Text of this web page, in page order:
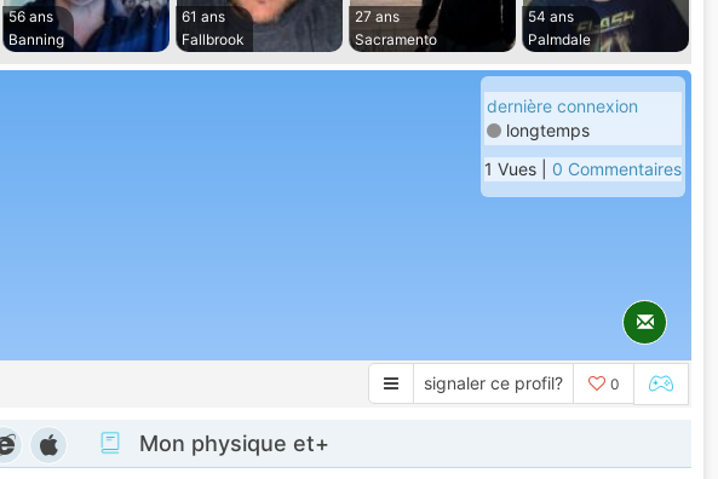
56 ans
Banning
61 ans
Fallbrook
27 ans
Sacramento
54 ans
Palmdale
dernière connexion
longtemps
1 Vues | 0 Commentaires
signaler ce profil? 0
Mon physique et+